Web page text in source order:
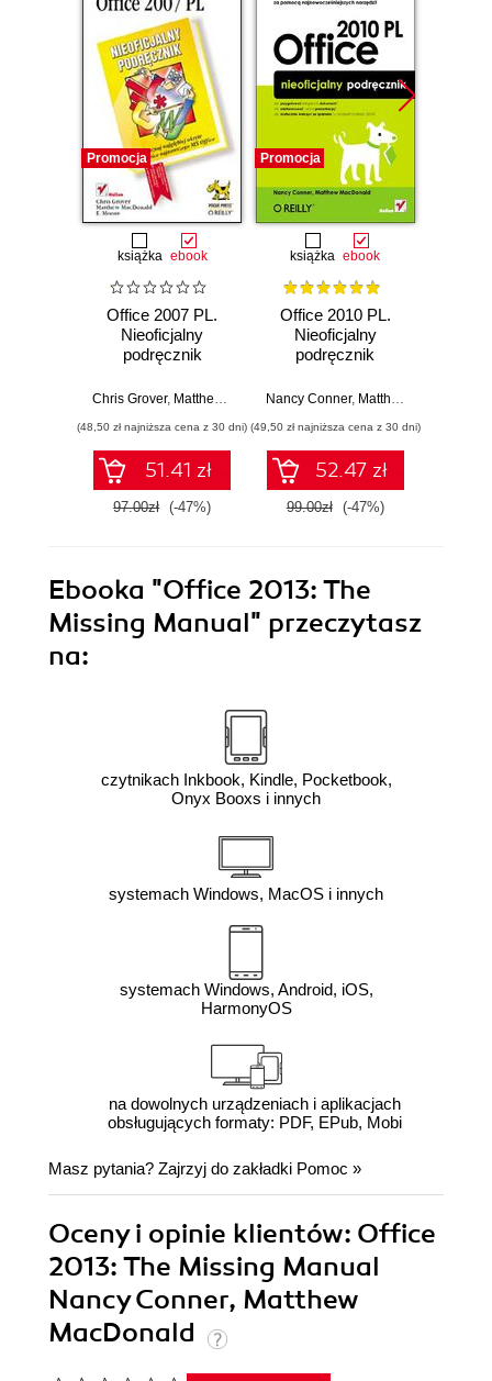
Promocja
książka ebook
Office 2007 PL.
Nieoficjalny
podręcznik
Chris Grover, Matthew MacDonald ,E. Moore
(48,50 zł najniższa cena z 30 dni)
51.41 zł
97.00zł (-47%)
Promocja
książka ebook
Office 2010 PL.
Nieoficjalny
podręcznik
Nancy Conner, Matthew MacDonald
(49,50 zł najniższa cena z 30 dni)
52.47 zł
99.00zł (-47%)
Ebooka "Office 2013: The
Missing Manual" przeczytasz
na:
czytnikach Inkbook, Kindle, Pocketbook,
Onyx Booxs i innych
systemach Windows, MacOS i innych
systemach Windows, Android, iOS,
HarmonyOS
na dowolnych urządzeniach i aplikacjach
obsługujących formaty: PDF, EPub, Mobi
Masz pytania? Zajrzyj do zakładki Pomoc »
Oceny i opinie klientów: Office
2013: The Missing Manual
Nancy Conner, Matthew
MacDonald